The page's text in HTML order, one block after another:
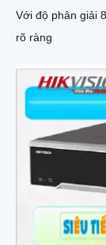
Với độ phân giải
rõ ràng